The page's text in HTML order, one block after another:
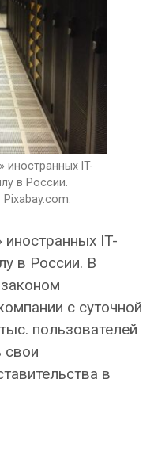
иностранных IT-
в России.
иностранных IT-
в России. В
с суточной
пользователей
свои
в